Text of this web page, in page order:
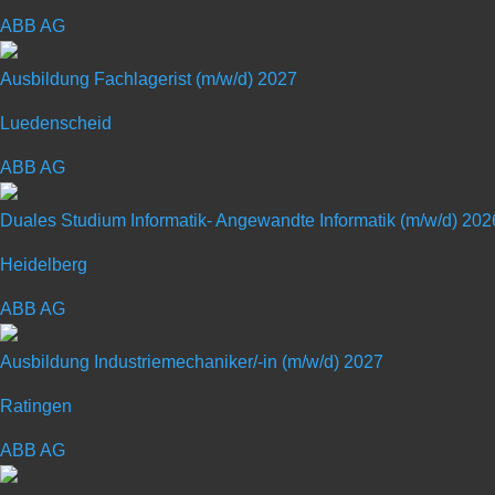
ABB AG
Ausbildung Fachlagerist (m/w/d) 2027
Luedenscheid
ABB AG
Duales Studium Informatik- Angewandte Informatik (m/w/d)
Heidelberg
ABB AG
Ausbildung Industriemechaniker/-in (m/w/d) 2027
Ratingen
ABB AG
Mit RAUCH in die Zunkunft – Die Zukunft kommt von
Gegründet im Jahr 1921, wird RAUCH heute in der
konsequenten Umsetzung der Markt­anforderungen von